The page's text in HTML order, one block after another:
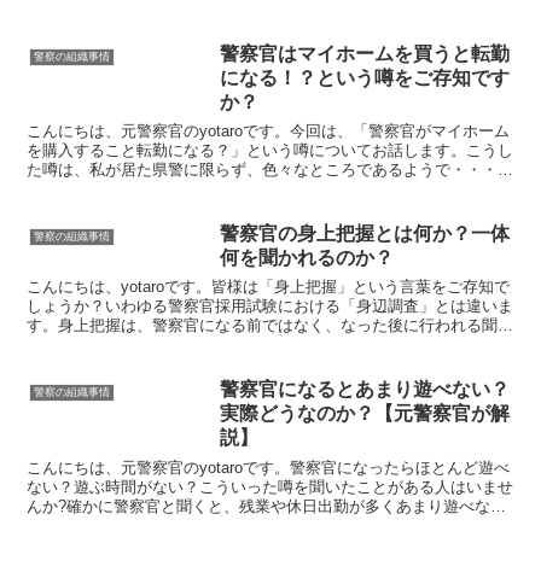
警察の組織事情
警察官はマイホームを買うと転勤
になる！？という噂をご存知です
か？
こんにちは、元警察官のyotaroです。今回は、「警察官がマイホーム
を購入すること転勤になる？」という噂についてお話します。こうし
た噂は、私が居た県警に限らず、色々なところであるようで・・・。
警察の組織事情
警察官の身上把握とは何か？一体
何を聞かれるのか？
こんにちは、yotaroです。皆様は「身上把握」という言葉をご存知で
しょうか？いわゆる警察官採用試験における「身辺調査」とは違いま
す。身上把握は、警察官になる前ではなく、なった後に行われる聞き
警察の組織事情
警察官になるとあまり遊べない？
実際どうなのか？【元警察官が解
説】
こんにちは、元警察官のyotaroです。警察官になったらほとんど遊べ
ない？遊ぶ時間がない？こういった噂を聞いたことがある人はいませ
んか?確かに警察官と聞くと、残業や休日出勤が多くあまり遊べない